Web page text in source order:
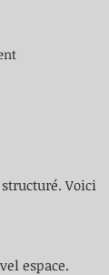
Voici
espace.